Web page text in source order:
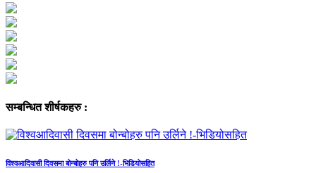
सम्बन्धित शीर्षकहरु :
विश्वआदिवासी दिवसमा बोन्बोहरु पनि उर्लिने !-भिडियोसहित